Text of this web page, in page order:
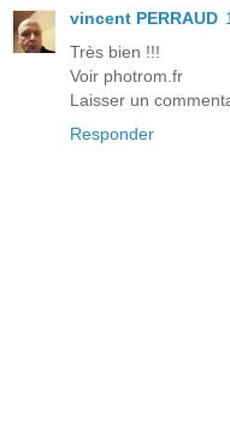
vincent PERRAUD
Très bien !!!
Voir photrom.fr
Laisser un
Responder